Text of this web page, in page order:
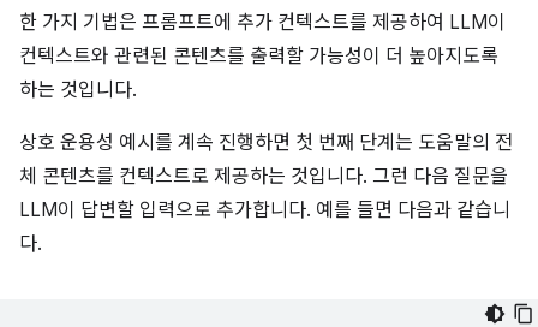
한 가지 기법은 프롬프트에 추가 컨텍스트를 제공하여 LLM이
컨텍스트와 관련된 콘텐츠를 출력할 가능성이 더 높아지도록
하는 것입니다.
상호 운용성 예시를 계속 진행하면 첫 번째 단계는 도움말의 전
체 콘텐츠를 컨텍스트로 제공하는 것입니다. 그런 다음 질문을
LLM이 답변할 입력으로 추가합니다. 예를 들면 다음과 같습니
다.